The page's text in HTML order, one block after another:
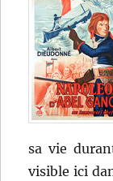
sa vie
visible ici